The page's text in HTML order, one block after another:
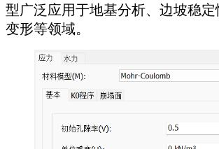
型广泛应用于地基分析、边坡稳
变形等领域。